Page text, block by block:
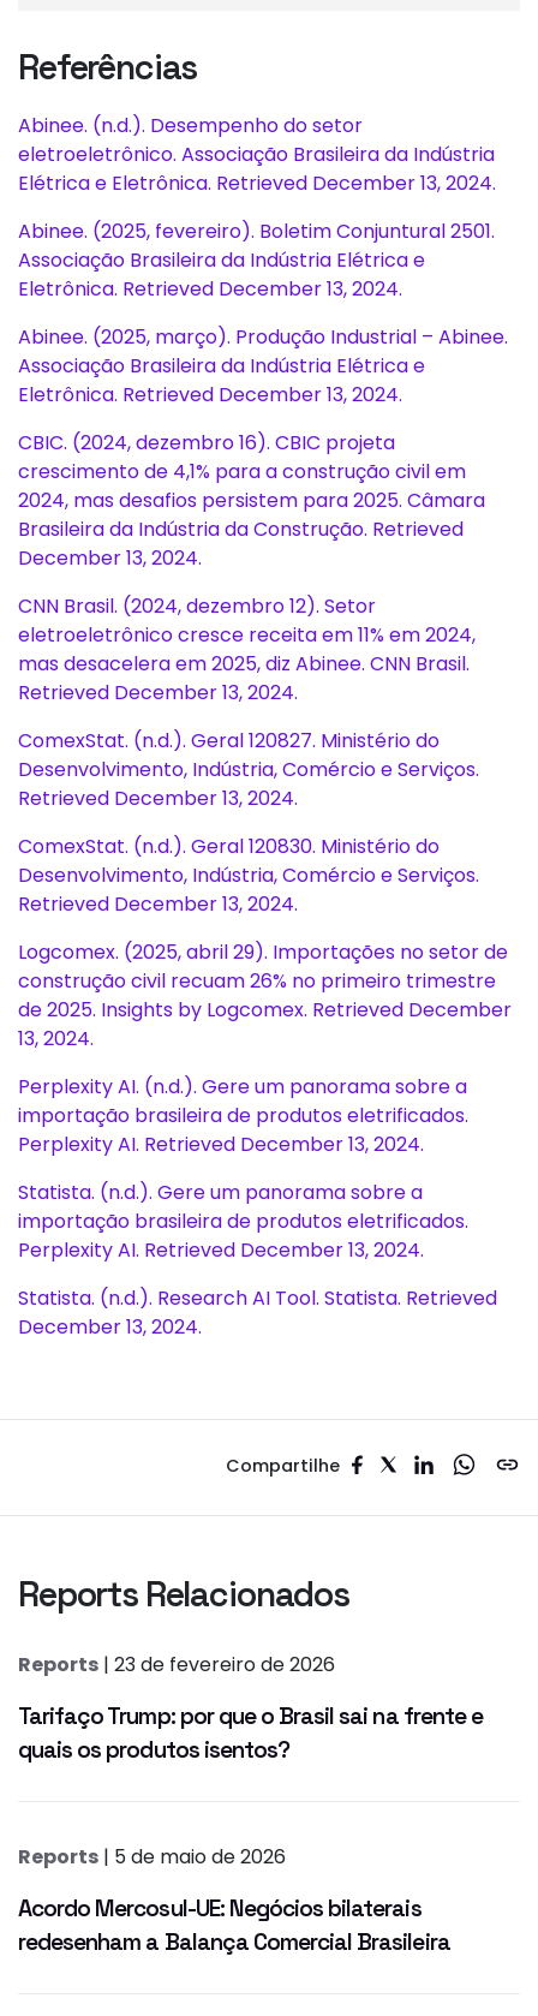
Referências
Abinee. (n.d.). Desempenho do setor
eletroeletrônico. Associação Brasileira da Indústria
Elétrica e Eletrônica. Retrieved December 13, 2024.
Abinee. (2025, fevereiro). Boletim Conjuntural 2501.
Associação Brasileira da Indústria Elétrica e
Eletrônica. Retrieved December 13, 2024.
Abinee. (2025, março). Produção Industrial – Abinee.
Associação Brasileira da Indústria Elétrica e
Eletrônica. Retrieved December 13, 2024.
CBIC. (2024, dezembro 16). CBIC projeta
crescimento de 4,1% para a construção civil em
2024, mas desafios persistem para 2025. Câmara
Brasileira da Indústria da Construção. Retrieved
December 13, 2024.
CNN Brasil. (2024, dezembro 12). Setor
eletroeletrônico cresce receita em 11% em 2024,
mas desacelera em 2025, diz Abinee. CNN Brasil.
Retrieved December 13, 2024.
ComexStat. (n.d.). Geral 120827. Ministério do
Desenvolvimento, Indústria, Comércio e Serviços.
Retrieved December 13, 2024.
ComexStat. (n.d.). Geral 120830. Ministério do
Desenvolvimento, Indústria, Comércio e Serviços.
Retrieved December 13, 2024.
Logcomex. (2025, abril 29). Importações no setor de
construção civil recuam 26% no primeiro trimestre
de 2025. Insights by Logcomex. Retrieved December
13, 2024.
Perplexity AI. (n.d.). Gere um panorama sobre a
importação brasileira de produtos eletrificados.
Perplexity AI. Retrieved December 13, 2024.
Statista. (n.d.). Gere um panorama sobre a
importação brasileira de produtos eletrificados.
Perplexity AI. Retrieved December 13, 2024.
Statista. (n.d.). Research AI Tool. Statista. Retrieved
December 13, 2024.
Compartilhe
Reports Relacionados
Reports | 23 de fevereiro de 2026
Tarifaço Trump: por que o Brasil sai na frente e
quais os produtos isentos?
Reports | 5 de maio de 2026
Acordo Mercosul-UE: Negócios bilaterais
redesenham a Balança Comercial Brasileira